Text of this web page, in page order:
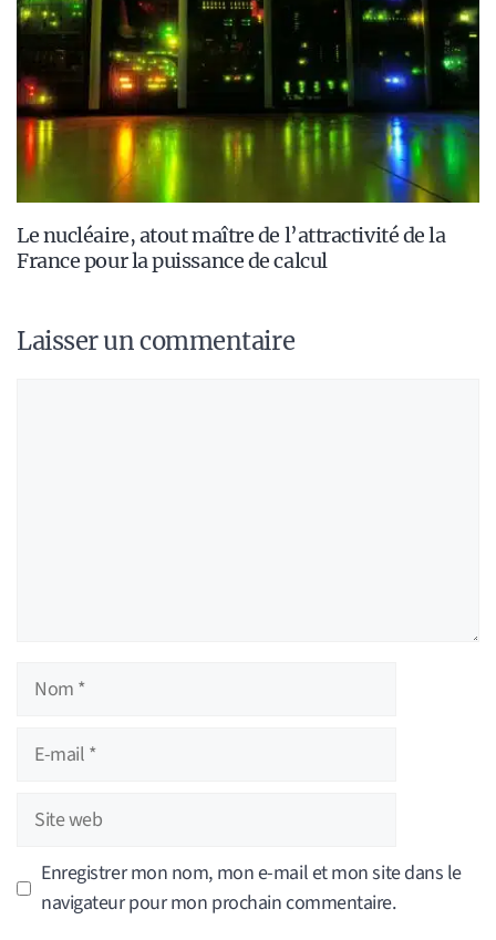
Le nucléaire, atout maître de l’attractivité de la
France pour la puissance de calcul
Laisser un commentaire
Nom
Site
Enregistrer mon nom, mon e-mail et mon site dans le
navigateur pour mon prochain commentaire.